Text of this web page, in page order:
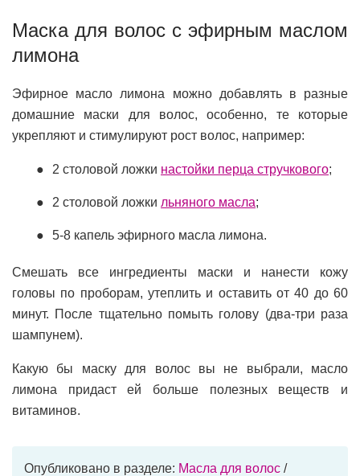
Маска для волос с эфирным маслом
лимона
Эфирное масло лимона можно добавлять в разные
домашние маски для волос, особенно, те которые
укрепляют и стимулируют рост волос, например:
2 столовой ложки настойки перца стручкового;
2 столовой ложки льняного масла;
5-8 капель эфирного масла лимона.
Смешать все ингредиенты маски и нанести кожу
головы по проборам, утеплить и оставить от 40 до 60
минут. После тщательно помыть голову (два-три раза
шампунем).
Какую бы маску для волос вы не выбрали, масло
лимона придаст ей больше полезных веществ и
витаминов.
Опубликовано в разделе: Масла для волос /